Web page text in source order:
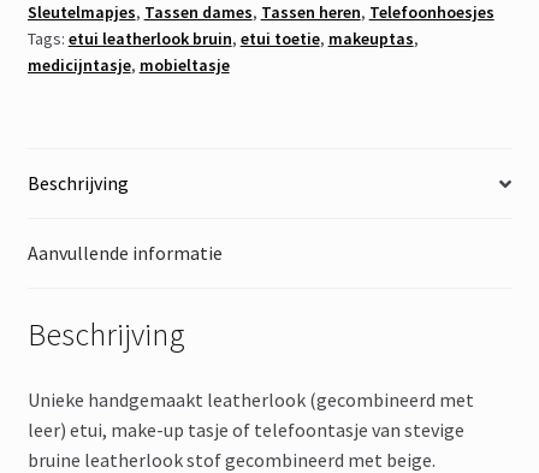
aantal
Sleutelmapjes, Tassen dames, Tassen heren, Telefoonhoesjes
Tags: etui leatherlook bruin, etui toetie, makeuptas,
medicijntasje, mobieltasje
Beschrijving
Aanvullende informatie
Beschrijving
Unieke handgemaakt leatherlook (gecombineerd met
leer) etui, make-up tasje of telefoontasje van stevige
bruine leatherlook stof gecombineerd met beige.